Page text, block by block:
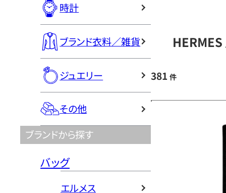
時計
ブランド衣料／雑貨
ジュエリー
その他
ブランドから探す
バッグ
エルメス
381 件